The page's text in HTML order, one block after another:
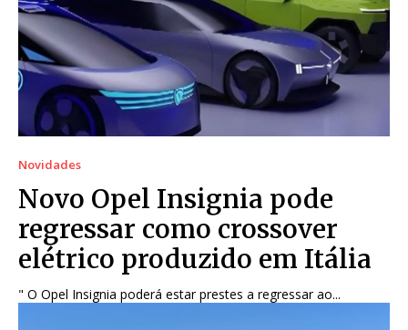
Novidades
Novo Opel Insignia pode
regressar como crossover
elétrico produzido em Itália
" O Opel Insignia poderá estar prestes a regressar ao...